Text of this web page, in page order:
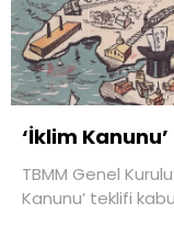
‘İklim
TBMM Genel
Kanunu’ teklifi